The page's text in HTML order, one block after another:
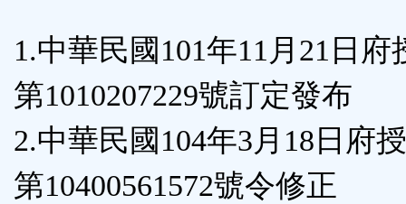
按
鈕
區
1.中華民國101年11月21日府
第1010207229號訂定發布
2.中華民國104年3月18日府
第10400561572號令修正